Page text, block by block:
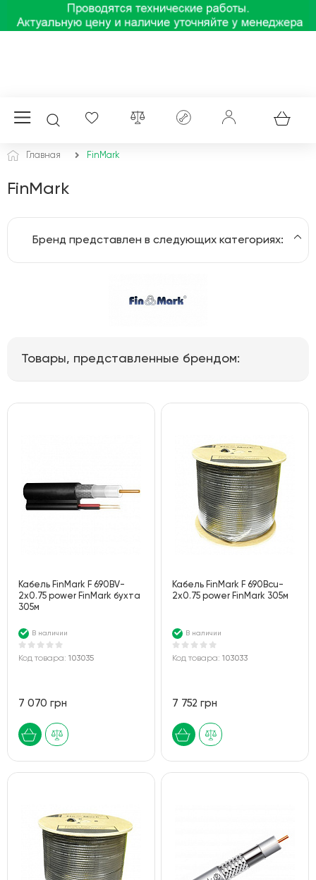
Главная FinMark
FinMark
Бренд представлен в следующих категориях:
Товары, представленные брендом:
Кабель FinMark F 690BV-
2x0.75 power FinMark бухта
305м
В наличии
Код товара: 103035
7 070 грн
Кабель FinMark F 690Bcu-
2x0.75 power FinMark 305м
В наличии
Код товара:103033
7 752 грн